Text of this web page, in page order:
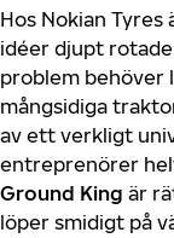
Hos Nokian
idéer djupt
problem behöver
mångsidiga
av ett verkligt
entreprenörer
Ground King är
löper smidigt på